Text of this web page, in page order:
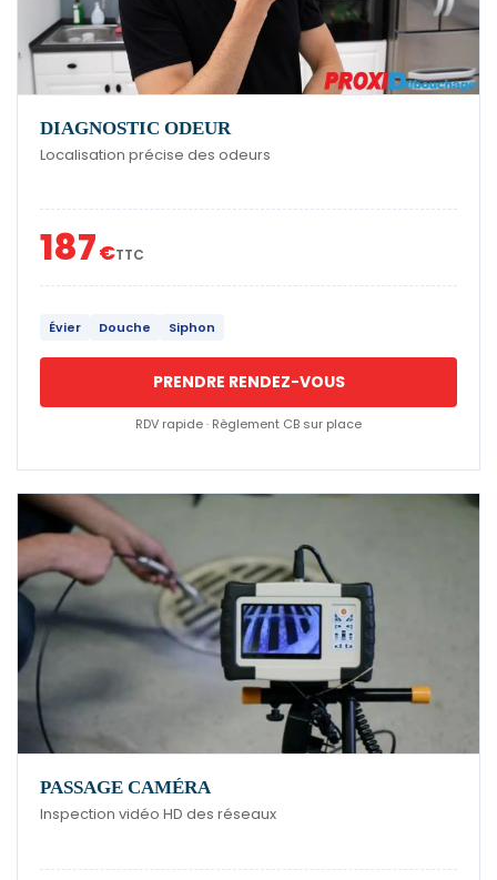
DIAGNOSTIC ODEUR
Localisation précise des odeurs
187€TTC
Évier Douche Siphon
PRENDRE RENDEZ-VOUS
RDV rapide · Règlement CB sur place
PASSAGE CAMÉRA
Inspection vidéo HD des réseaux